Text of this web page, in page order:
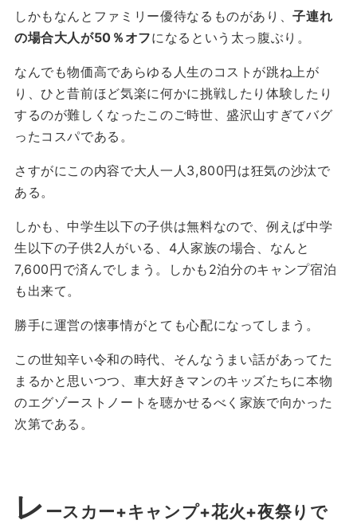
しかもなんとファミリー優待なるものがあり、子連れ
の場合大人が50％オフになるという太っ腹ぶり。
なんでも物価高であらゆる人生のコストが跳ね上が
り、ひと昔前ほど気楽に何かに挑戦したり体験したり
するのが難しくなったこのご時世、盛沢山すぎてバグ
ったコスパである。
さすがにこの内容で大人一人3,800円は狂気の沙汰で
ある。
しかも、中学生以下の子供は無料なので、例えば中学
生以下の子供2人がいる、4人家族の場合、なんと
7,600円で済んでしまう。しかも2泊分のキャンプ宿泊
も出来て。
勝手に運営の懐事情がとても心配になってしまう。
この世知辛い令和の時代、そんなうまい話があってた
まるかと思いつつ、車大好きマンのキッズたちに本物
のエグゾーストノートを聴かせるべく家族で向かった
次第である。
レ ースカー+キャンプ+花火+夜祭りで